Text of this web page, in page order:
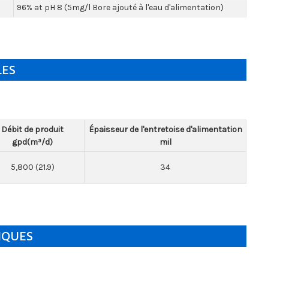
96% at pH 8 (5mg/l Bore ajouté à l'eau d'alimentation)
Débit de produit
gpd(m³/d)
Épaisseur de l'entretoise d'alimentation
mil
5,800 (21.9) 34